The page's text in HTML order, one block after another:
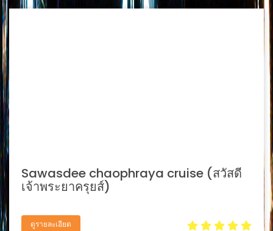
Sawasdee chaophraya cruise (สวัสดี
เจ้าพระยาครุยส์)
ดูรายละเอียด